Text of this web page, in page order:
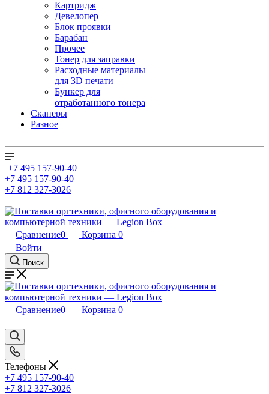
Картридж
Девелопер
Блок проявки
Барабан
Прочее
Тонер для заправки
Расходные материалы
для 3D печати
Бункер для
отработанного тонера
Сканеры
Разное
+7 495 157-90-40
+7 495 157-90-40
+7 812 327-3026
Сравнение0 Корзина 0
Войти
Поиск
Сравнение0 Корзина 0
Телефоны
+7 495 157-90-40
+7 812 327-3026